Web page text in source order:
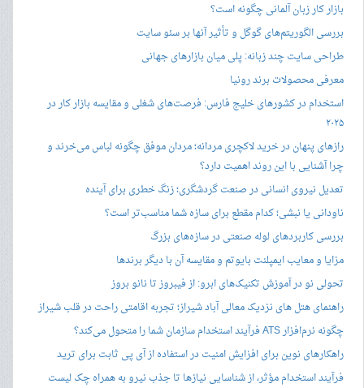
بازار کار زبان آلمانی چگونه است؟
بررسی الگوریتم‌های گوگل و تأثیر آنها بر سئو سایت
طراحی سایت چند زبانه: پلی میان بازارهای جهانی
معرفی محصولات برند رونیا
استخدام در کشورهای خلیج فارس: فرصت‌های شغلی و مقایسه بازار کار در
۲۰۲۵
رازهای پنهان در خرید لاکچری مردانه؛ مردان موفق چگونه لباس می‌خرند و
چرا آشنایی با این روند اهمیت دارد؟
تعدیل نیروی انسانی در صنعت گردشگری؛ زنگ خطری برای آینده
ناودانی یا نبشی؛ کدام مقطع برای سازه شما مناسب‌تر است؟
بررسی کاربردهای لوله صنعتی در سازه‌های بزرگ
مزایا و معایب ایمپلنت بایوتم و مقایسه آن با دیگر برندها
تحولی نو در آموزش تکنیک‌های ابرو: از فیبروز تا نانو بروز
راهنمای هتل های نزدیک معالی آباد شیراز؛ تجربه اقامتی راحت در قلب شیراز
چگونه نرم‌افزار ATS فرآیند استخدام سازمان شما را متحول می‌کند؟
راهکارهای نوین برای افزایش امنیت در استفاده از آی پی ثابت برای ترید
فرآیند استخدام مؤثر، از شناسایی نیازها تا جذب نیرو به همراه چک لیست